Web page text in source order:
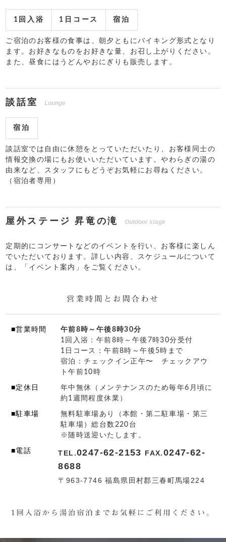
1回入浴 1日コース 宿泊
ご宿泊のお客様の食事は、朝夕ともにバイキング形式となり
ます。お好きなものをお好きな量、お召し上がりください。
また、昼食にはうどんやおにぎりも販売します。
談話室 Lounge
宿泊
談話室では自由に休憩をとっていただいたり、お客様同士の
情報交換の場にもお使いいただいています。やわらぎの湯の
由来など、スタッフにもどうぞお気軽にお尋ねください。
（宿泊者専用）
屋外ステージ 昇竜の滝 Outdoor stage
定期的にコンサートなどのイベントを行い、お客様に楽しん
でいただいております。詳しい内容、スケジュールについて
は、「イベント案内」をご覧ください。
■営業時間
午前8時～午後8時30分
1回入浴：午前8時～午後7時30分受付
1日コース：午前8時～午後5時まで
宿泊：チェックイン正午〜 チェックアウ
ト午前10時
■定休日
年中無休（メンテナンスのため毎年6月頃に
約1週間程度休業）
■駐車場
無料駐車場あり（本館・第二駐車場・第三
駐車場）総台数220台
※随時送迎いたします。
■電話 TEL.0247-62-2153 FAX.0247-62-
8688
〒963-7746 福島県田村郡三春町馬場224